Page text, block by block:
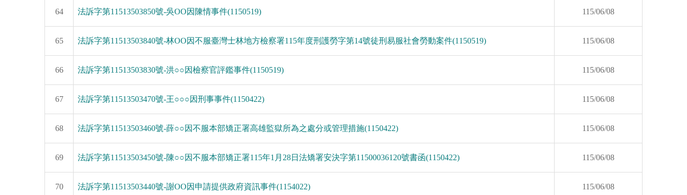
64 法訴字第11513503850號-吳OO因陳情事件(1150519) 115/06/08
65 法訴字第11513503840號-林OO因不服臺灣士林地方檢察署115年度刑護勞字第14號徒刑易服社會勞動案件(1150519) 115/06/08
66 法訴字第11513503830號-洪○○因檢察官評鑑事件(1150519) 115/06/08
67 法訴字第11513503470號-王○○○因刑事事件(1150422) 115/06/08
68 法訴字第11513503460號-薛○○因不服本部矯正署高雄監獄所為之處分或管理措施(1150422) 115/06/08
69 法訴字第11513503450號-陳○○因不服本部矯正署115年1月28日法矯署安決字第11500036120號書函(1150422) 115/06/08
70 法訴字第11513503440號-謝OO因申請提供政府資訊事件(1154022) 115/06/08